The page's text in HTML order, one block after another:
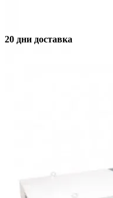
20 дни доставка